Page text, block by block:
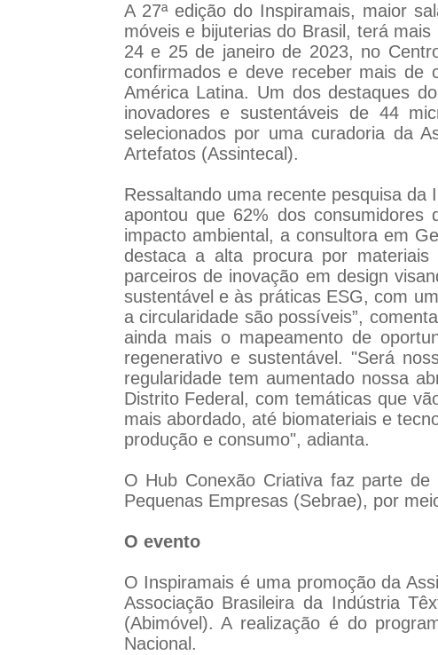
A 27ª edição do Inspiramais, maior
móveis e bijuterias do Brasil, terá
24 e 25 de janeiro de 2023, no
confirmados e deve receber mais de
América Latina. Um dos destaques
inovadores e sustentáveis de 44
selecionados por uma curadoria da
Artefatos (Assintecal).
Ressaltando uma recente pesquisa
apontou que 62% dos
impacto ambiental, a consultora em
destaca a alta procura por
parceiros de inovação em design
sustentável e às práticas ESG, com
a circularidade são possíveis”,
ainda mais o mapeamento de
regenerativo e sustentável. "Será
regularidade tem aumentado nossa
Distrito Federal, com temáticas que
mais abordado, até biomateriais e
produção e consumo", adianta.
O Hub Conexão Criativa faz parte
Pequenas Empresas (Sebrae), por
O evento
O Inspiramais é uma promoção da
Associação Brasileira da Indústria
(Abimóvel). A realização é do
Nacional.